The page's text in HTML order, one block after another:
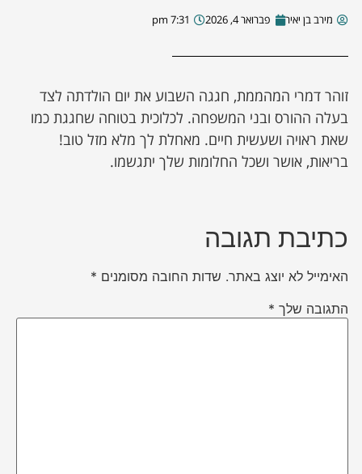
מירב בן יאיר פברואר 4, 2026 7:31 pm
זוהר דמרי המהממת, חגגה השבוע את יום הולדתה לצד
בעלה ההורס ובני המשפחה. לכלוכית בטוחה שחגגת כמו
שאת ראויה ושעשית חיים. מאחלת לך מלא מזל טוב!
בריאות, אושר ושכל החלומות שלך יתגשמו.
כתיבת תגובה
האימייל לא יוצג באתר. שדות החובה מסומנים *
התגובה שלך *